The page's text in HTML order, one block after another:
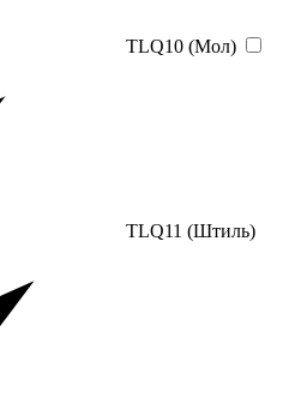
TLQ10 (Мол)
TLQ11 (Штиль)